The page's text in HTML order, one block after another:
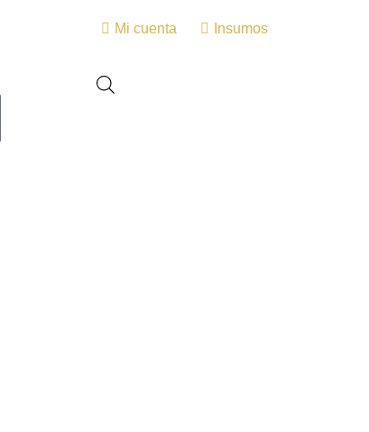
Mi cuenta Insumos